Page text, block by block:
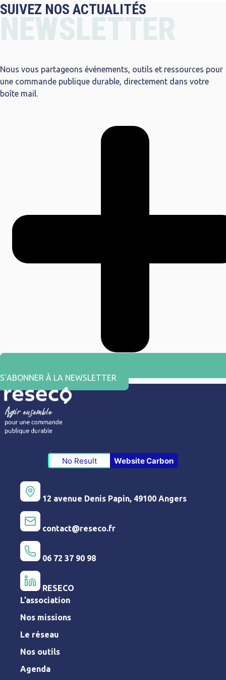
SUIVEZ NOS ACTUALITÉS
NEWSLETTER
Nous vous partageons événements, outils et ressources pour
une commande publique durable, directement dans votre
boîte mail.
S’ABONNER À LA NEWSLETTER
No Result Website Carbon
12 avenue Denis Papin, 49100 Angers
contact@reseco.fr
06 72 37 90 98
RESECO
L’association
Nos missions
Le réseau
Nos outils
Agenda